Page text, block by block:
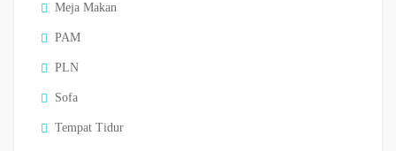
Meja Makan
PAM
PLN
Sofa
Tempat Tidur